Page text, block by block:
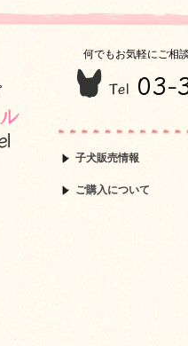
何でもお気軽にご相
子犬販売情報
ご購入について